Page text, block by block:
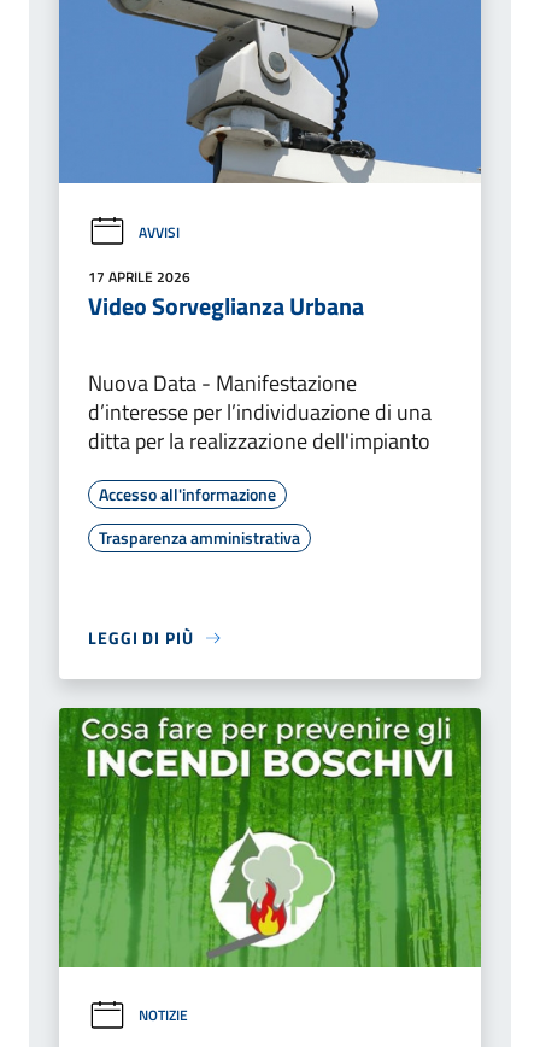
AVVISI
17 APRILE 2026
Video Sorveglianza Urbana
Nuova Data - Manifestazione
d’interesse per l’individuazione di una
ditta per la realizzazione dell'impianto
Accesso all'informazione
Trasparenza amministrativa
LEGGI DI PIÙ
NOTIZIE